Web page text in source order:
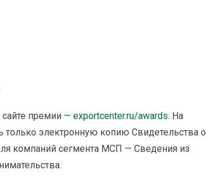
премии — exportcenter.ru/awards. На
только электронную копию Свидетельства о
компаний сегмента МСП — Сведения из